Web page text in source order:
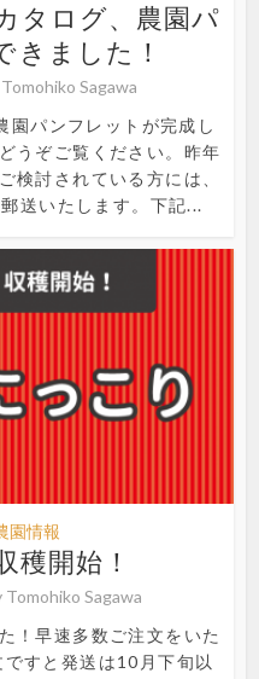
タログ、農園パ
きました！
Tomohiko Sagawa
園パンフレットが完成し
うぞご覧ください。昨年
検討されている方には、
送いたします。下記...
園情報
穫開始！
Tomohiko Sagawa
！早速多数ご注文をいた
すと発送は10月下旬以